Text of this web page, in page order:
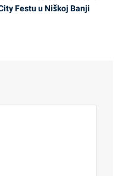
Festu u Niškoj Banji